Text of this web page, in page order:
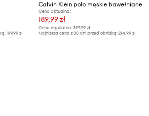
199,99 zł
Calvin Klein polo męskie bawełniane
Cena aktualna:
189,99 zł
Cena regularna:399,99 zł
Najniższa cena z 30 dni przed obniżką:214,99 zł